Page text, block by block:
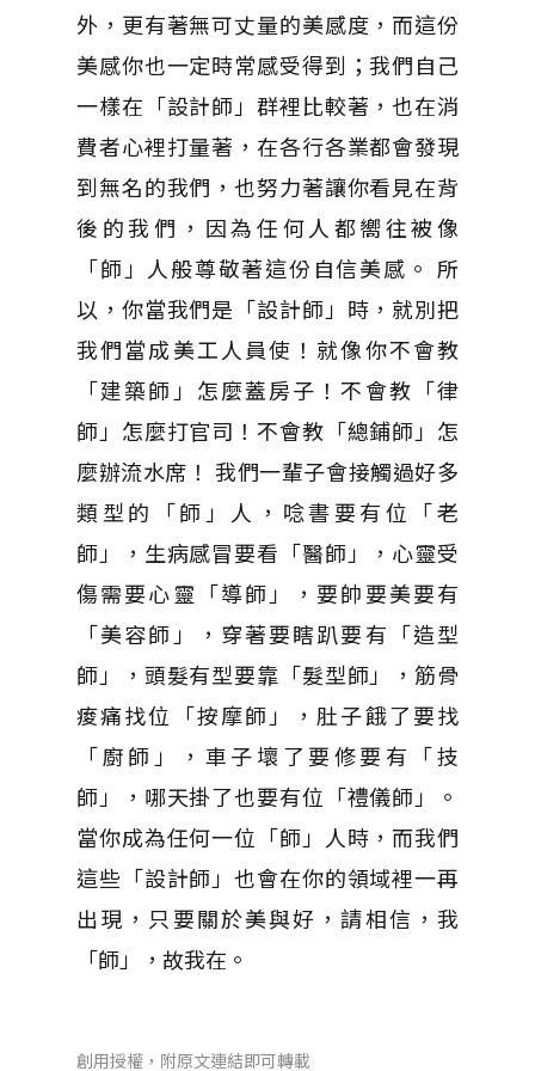
外，更有著無可丈量的美感度，而這份
美感你也一定時常感受得到；我們自己
一樣在「設計師」群裡比較著，也在消
費者心裡打量著，在各行各業都會發現
到無名的我們，也努力著讓你看見在背
後的我們，因為任何人都嚮往被像
「師」人般尊敬著這份自信美感。 所
以，你當我們是「設計師」時，就別把
我們當成美工人員使！就像你不會教
「建築師」怎麼蓋房子！不會教「律
師」怎麼打官司！不會教「總鋪師」怎
麼辦流水席！ 我們一輩子會接觸過好多
類型的「師」人，唸書要有位「老
師」，生病感冒要看「醫師」，心靈受
傷需要心靈「導師」，要帥要美要有
「美容師」，穿著要瞎趴要有「造型
師」，頭髮有型要靠「髮型師」，筋骨
痠痛找位「按摩師」，肚子餓了要找
「廚師」，車子壞了要修要有「技
師」，哪天掛了也要有位「禮儀師」。
當你成為任何一位「師」人時，而我們
這些「設計師」也會在你的領域裡一再
出現，只要關於美與好，請相信，我
「師」，故我在。
創用授權，附原文連結即可轉載